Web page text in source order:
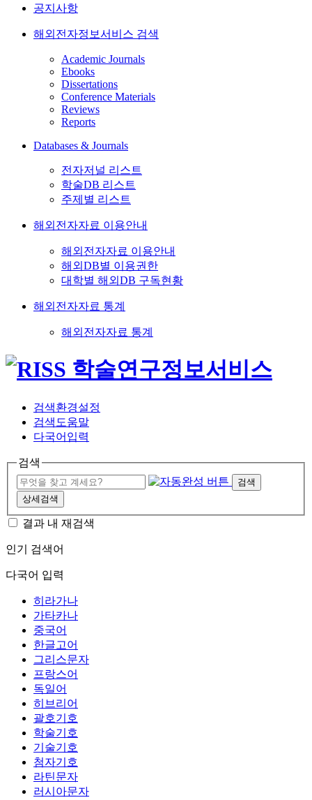
공지사항
해외전자정보서비스 검색
Academic Journals
Ebooks
Dissertations
Conference Materials
Reviews
Reports
Databases & Journals
전자저널 리스트
학술DB 리스트
주제별 리스트
해외전자자료 이용안내
해외전자자료 이용안내
해외DB별 이용권한
대학별 해외DB 구독현황
해외전자자료 통계
해외전자자료 통계
검색환경설정
검색도움말
다국어입력
검색
검색
상세검색
결과 내 재검색
인기 검색어
다국어 입력
히라가나
가타카나
중국어
한글고어
그리스문자
프랑스어
독일어
히브리어
괄호기호
학술기호
기술기호
첨자기호
라틴문자
러시아문자